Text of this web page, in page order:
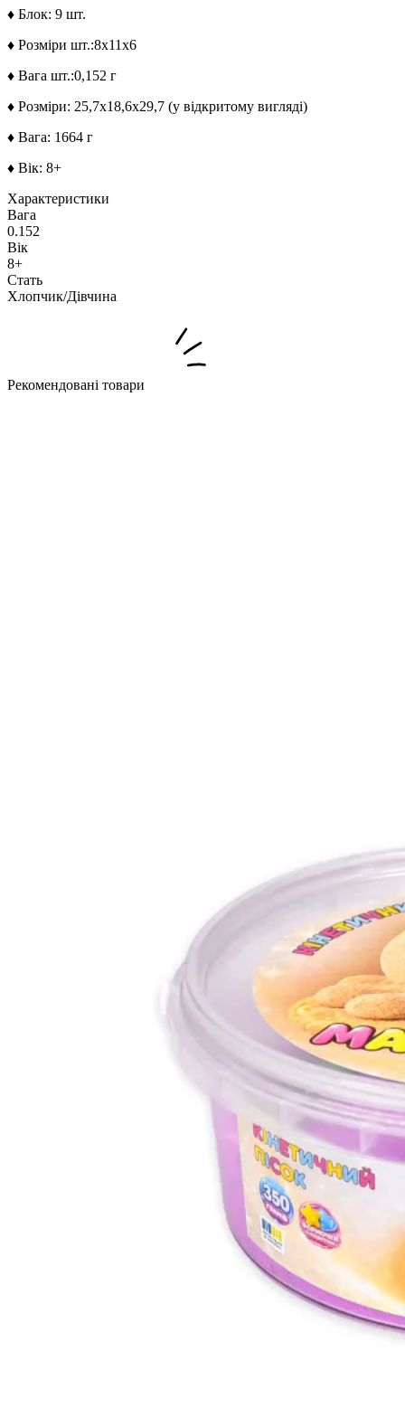
♦ Блок: 9 шт.
♦ Розміри шт.:8х11х6
♦ Вага шт.:0,152 г
♦ Розміри: 25,7х18,6х29,7 (у відкритому вигляді)
♦ Вага: 1664 г
♦ Вік: 8+
Характеристики
Вага
0.152
Вік
8+
Стать
Хлопчик/Дiвчина
Рекомендовані товари